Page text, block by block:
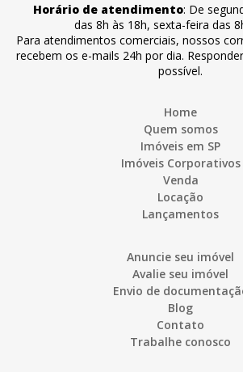
Horário de atendimento: De
das 8h às 18h, sexta-feira das
Para atendimentos comerciais, nossos
recebem os e-mails 24h por dia.
possível.
Home
Quem somos
Imóveis em SP
Imóveis Corporativos
Venda
Locação
Lançamentos
Anuncie seu imóvel
Avalie seu imóvel
Envio de
Blog
Contato
Trabalhe conosco